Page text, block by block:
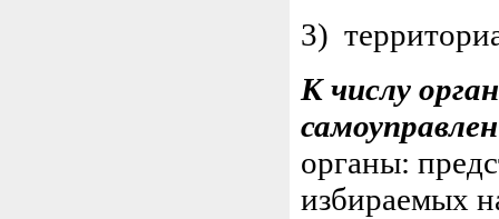
3)
К числу
органы:
избираемых